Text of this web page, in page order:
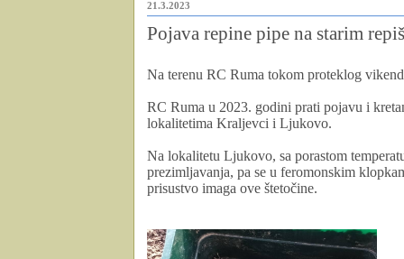
21.3.2023
Pojava repine pipe na starim
Na terenu RC Ruma tokom proteklog
RC Ruma u 2023. godini prati pojavu i
lokalitetima Kraljevci i Ljukovo.
Na lokalitetu Ljukovo, sa porastom
prezimljavanja, pa se u feromonskim
prisustvo imaga ove štetočine.